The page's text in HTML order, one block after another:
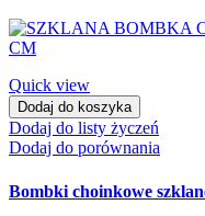
Quick view
Dodaj do koszyka
Dodaj do listy życzeń
Dodaj do porównania
Bombki choinkowe